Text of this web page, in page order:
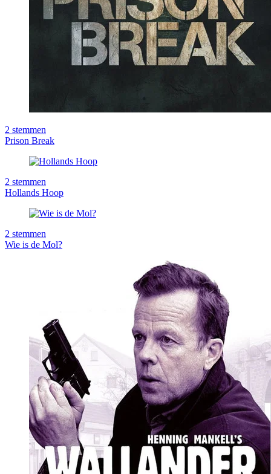
2 stemmen
Prison Break
2 stemmen
Hollands Hoop
2 stemmen
Wie is de Mol?